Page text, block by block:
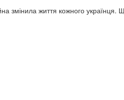
змінила життя кожного українця.